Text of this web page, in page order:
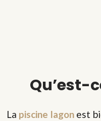
Qu’est-
La piscine lagonest